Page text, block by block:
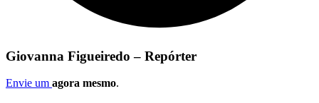
Giovanna Figueiredo – Repórter
Envie um agora mesmo.